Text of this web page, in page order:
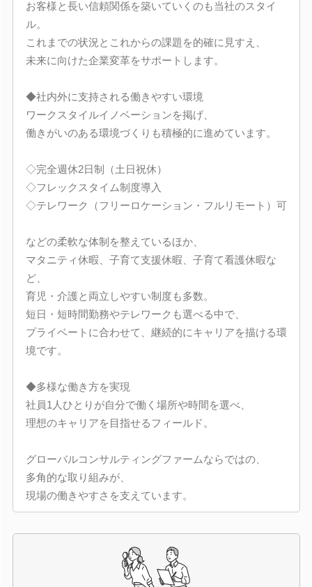
お客様と長い信頼関係を築いていくのも当社のスタイ
ル。
これまでの状況とこれからの課題を的確に見すえ、
未来に向けた企業変革をサポートします。
◆社内外に支持される働きやすい環境
ワークスタイルイノベーションを掲げ、
働きがいのある環境づくりも積極的に進めています。
◇完全週休2日制（土日祝休）
◇フレックスタイム制度導入
◇テレワーク（フリーロケーション・フルリモート）可
などの柔軟な体制を整えているほか、
マタニティ休暇、子育て支援休暇、子育て看護休暇な
ど、
育児・介護と両立しやすい制度も多数。
短日・短時間勤務やテレワークも選べる中で、
プライベートに合わせて、継続的にキャリアを描ける環
境です。
◆多様な働き方を実現
社員1人ひとりが自分で働く場所や時間を選べ、
理想のキャリアを目指せるフィールド。
グローバルコンサルティングファームならではの、
多角的な取り組みが、
現場の働きやすさを支えています。